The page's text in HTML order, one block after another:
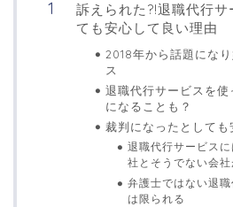
訴えられた?!退職代行
ても安心して良い理由
2018年から話題にな
ス
退職代行サービスを
になることも？
裁判になったとしても
退職代行サービス
社とそうでない会社
弁護士ではない退
は限られる